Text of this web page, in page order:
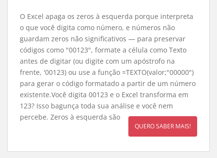
O Excel apaga os zeros à esquerda porque interpreta
o que você digita como número, e números não
guardam zeros não significativos — para preservar
códigos como "00123", formate a célula como Texto
antes de digitar (ou digite com um apóstrofo na
frente, '00123) ou use a função =TEXTO(valor;"00000")
para gerar o código formatado a partir de um número
existente.Você digita 00123 e o Excel transforma em
123? Isso bagunça toda sua análise e você nem
percebe. Zeros à esquerda são
QUERO SABER MAIS!